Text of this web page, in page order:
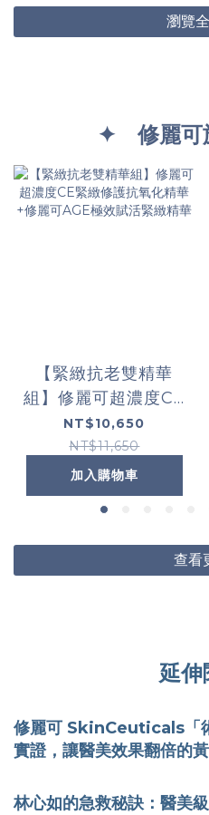
瀏覽
✦ 修麗
【緊緻抗老雙精華
組】修麗可超濃度CE
緊緻修護抗氧化精華
+修麗可AGE極效賦
活緊緻精華
NT$10,650
NT$11,650
加入購物車
查看
延伸
修麗可 SkinCeuticals「
實證，讓醫美效果翻倍的
林心如的急救秘訣：醫美